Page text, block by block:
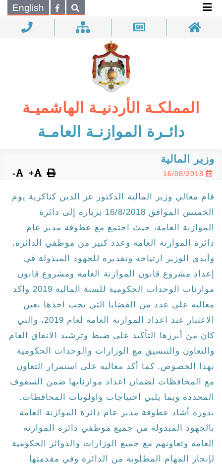
بحـث English
المملكـة الأردنيـة الهاشميـة
دائـرة الموازنـة العامـة
وزير المالية
16/08/2018
+
-
قام معالي وزير المالية الدكتور عز الدين كناكرية يوم
الخميس الموافق 16/8/2018 بزيارة إلى دائرة
الموازنة العامة، حيث اجتمع مع عطوفة مدير عام
دائرة الموازنة العامة وعدد كبير من موظفي الدائرة،
وأبدى الوزير ارتياحه وتقديره للجهود المبذولة في
إعداد مشروع قانون الموازنة العامة ومشروع قانون
موازنات الوحدات الحكومية للسنة المالية 2019 واكد
معاليه على عدد من القضايا التي يجب اخذها بعين
الاعتبار عند اعداد الموازنة العامة لعام 2019، والتي
كان من أبرزها التأكيد على ضبط وترشيد الانفاق العام
والتعاون والتنسيق مع الوزارات والوحدات الحكومية
بهذا الخصوص. كما أكد معاليه على استمرار التعاون
مع المحافظات لضمان اعداد موازناتها ضمن السقوف
المحددة وبما يلبي احتياجات واولويات المحافظات.
بدوره أشاد عطوفة مدير عام دائرة الموازنة العامة
بالجهود المبذولة من جميع موظفي دائرة الموازنة
العامة وتعاونهم مع جميع الوزارات والدوائر الحكومية
لإنجاز المهام المطلوبة من الدائرة وفي مقدمتها